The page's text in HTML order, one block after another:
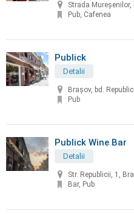
Strada
Pub, Cafenea
Publick
Detalii
Brașov, bd.
Pub
Publick Wine Bar
Detalii
Str. Republicii, 1,
Bar, Pub